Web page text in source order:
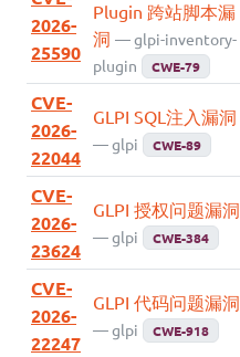
2026-
25590
Plugin 跨站脚本漏
洞 — glpi-inventory-
plugin
CWE-79
CVE-
2026-
22044
GLPI SQL注入漏洞
— glpi CWE-89
CVE-
2026-
23624
GLPI 授权问题漏洞
— glpi CWE-384
CVE-
2026-
22247
GLPI 代码问题漏洞
— glpi CWE-918